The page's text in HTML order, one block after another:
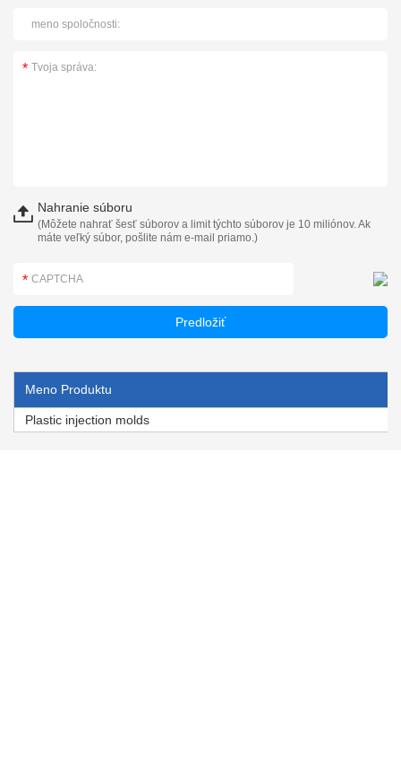
Nahranie súboru
(Môžete nahrať šesť súborov a limit týchto súborov je 10 miliónov. Ak
máte veľký súbor, pošlite nám e-mail priamo.)
Meno Produktu
Plastic injection molds